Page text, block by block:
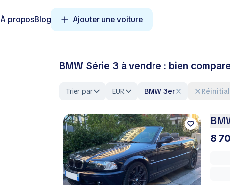
À proposBlog Ajouter une voiture
BMW Série 3 à vendre : bien
Trier par EUR BMW 3er
8